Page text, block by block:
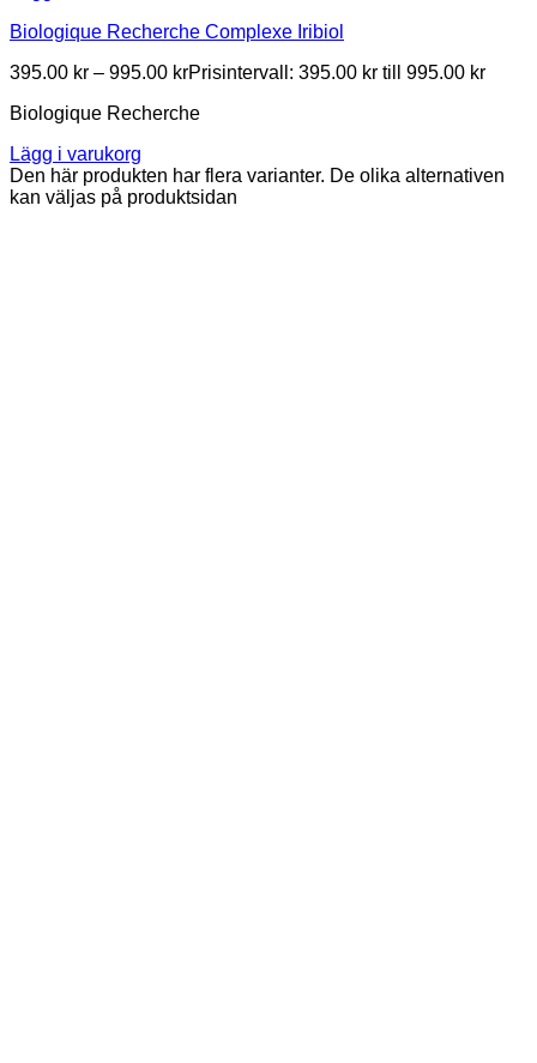
Biologique Recherche Complexe Iribiol
395.00 kr – 995.00 krPrisintervall: 395.00 kr till 995.00 kr
Biologique Recherche
Lägg i varukorg
Den här produkten har flera varianter. De olika alternativen
kan väljas på produktsidan